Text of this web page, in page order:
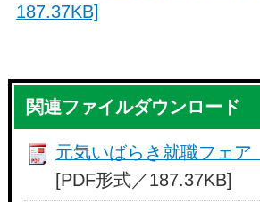
187.37KB]
関連ファイルダウンロード
元気いばらき就職フェ
[PDF形式／187.37KB]